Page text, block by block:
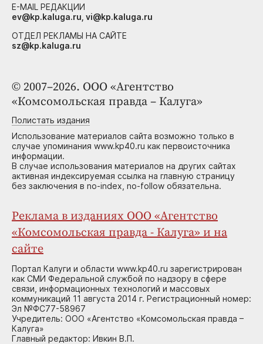
© 2007–2026. ООО «Агентство
«Комсомольская правда – Калуга»
Полистать издания
Использование материалов сайта возможно только в
случае упоминания www.kp40.ru как первоисточника
информации.
В случае использования материалов на других сайтах
активная индексируемая ссылка на главную страницу
без заключения в no-index, no-follow обязательна.
Реклама в изданиях ООО «Агентство
«Комсомольская правда - Калуга» и на
сайте
Портал Калуги и области www.kp40.ru зарегистрирован
как СМИ Федеральной службой по надзору в сфере
связи, информационных технологий и массовых
коммуникаций 11 августа 2014 г. Регистрационный номер:
Эл №ФС77-58967
Учредитель: ООО «Агентство «Комсомольская правда –
Калуга»
Главный редактор: Ивкин В.П.
E-MAIL РЕДАКЦИИ
ev@kp.kaluga.ru, vi@kp.kaluga.ru
ОТДЕЛ РЕКЛАМЫ НА САЙТЕ
sz@kp.kaluga.ru